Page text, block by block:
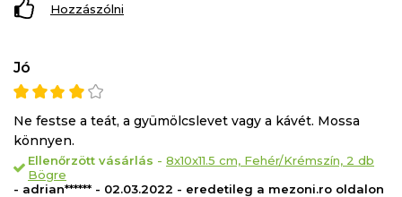
Hozzászólni
Jó
Ne festse a teát, a gyümölcslevet vagy a kávét. Mossa
könnyen.
Ellenőrzött vásárlás - 8x10x11.5 cm, Fehér/Krémszín, 2 db
Bögre
- adrian****** - 02.03.2022 - eredetileg a mezoni.ro oldalon